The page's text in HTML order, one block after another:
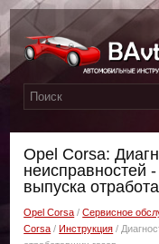
Opel Corsa:
неисправностей
выпуска
Opel Corsa /Сервисное
Corsa /Инструкция /